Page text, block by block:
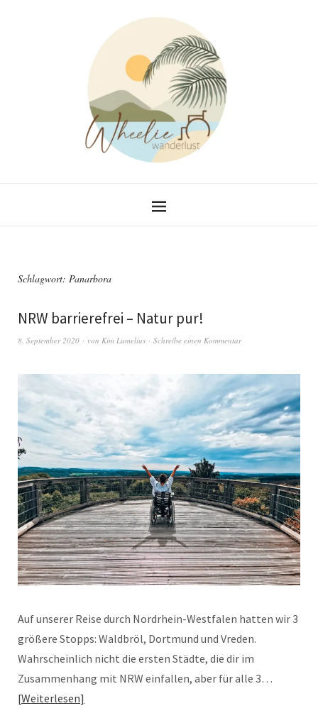
Schlagwort: Panarbora
NRW barrierefrei – Natur pur!
8. September 2020 von Kim Lumelius Schreibe einen Kommentar
Auf unserer Reise durch Nordrhein-Westfalen hatten wir 3
größere Stopps: Waldbröl, Dortmund und Vreden.
Wahrscheinlich nicht die ersten Städte, die dir im
Zusammenhang mit NRW einfallen, aber für alle 3…
Weiterlesen